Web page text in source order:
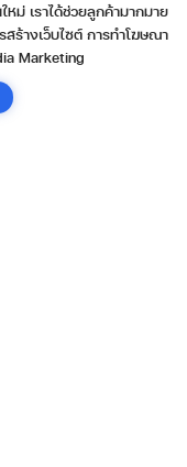
ม่ เราได้ช่วยลูกค้ามากมาย
ร้างเว็บไซต์ การทำโฆษณา
Marketing